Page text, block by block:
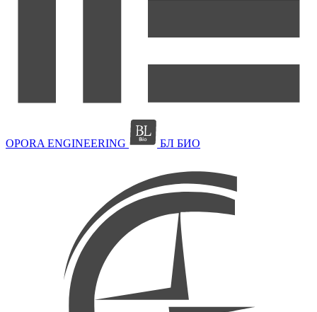
OPORA ENGINEERING БЛ БИО